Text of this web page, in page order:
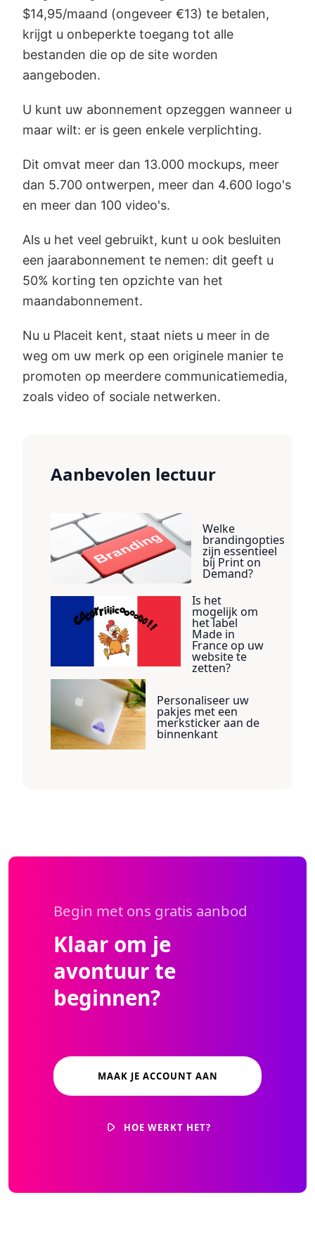
$14,95/maand (ongeveer €13) te betalen,
krijgt u onbeperkte toegang tot alle
bestanden die op de site worden
aangeboden.
U kunt uw abonnement opzeggen wanneer u
maar wilt: er is geen enkele verplichting.
Dit omvat meer dan 13.000 mockups, meer
dan 5.700 ontwerpen, meer dan 4.600 logo's
en meer dan 100 video's.
Als u het veel gebruikt, kunt u ook besluiten
een jaarabonnement te nemen: dit geeft u
50% korting ten opzichte van het
maandabonnement.
Nu u Placeit kent, staat niets u meer in de
weg om uw merk op een originele manier te
promoten op meerdere communicatiemedia,
zoals video of sociale netwerken.
Aanbevolen lectuur
Welke
brandingopties
zijn essentieel
bij Print on
Demand?
Is het
mogelijk om
het label
Made in
France op uw
website te
zetten?
Personaliseer uw
pakjes met een
merksticker aan de
binnenkant
Begin met ons gratis aanbod
Klaar om je
avontuur te
beginnen?
MAAK JE ACCOUNT AAN
HOE WERKT HET?